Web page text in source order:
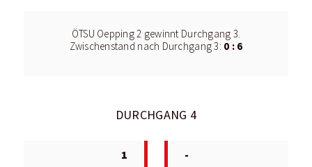
ÖTSU Oepping 2 gewinnt Durchgang 3.
Zwischenstand nach Durchgang 3: 0 : 6
DURCHGANG 4
1 -